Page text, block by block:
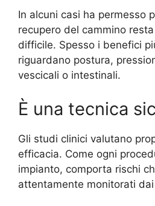
In alcuni casi ha permesso
recupero del cammino resta
difficile. Spesso i benefici
riguardano postura,
vescicali o intestinali.
È una tecnica
Gli studi clinici valutano
efficacia. Come ogni
impianto, comporta rischi
attentamente monitorati